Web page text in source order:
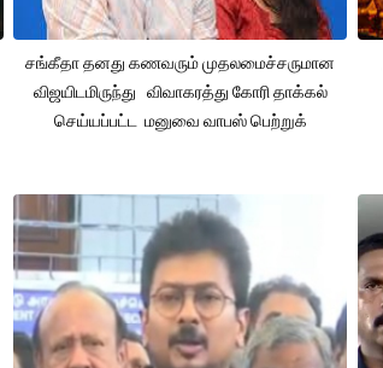
சங்கீதா தனது கணவரும் முதலமைச்சருமான
விஜயிடமிருந்து விவாகரத்து கோரி தாக்கல்
செய்யப்பட்ட மனுவை வாபஸ் பெற்றுக்